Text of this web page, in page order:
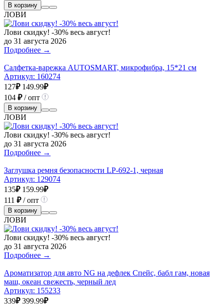
В корзину
ЛОВИ
Лови скидку! -30% весь август!
до 31 августа 2026
Подробнее →
Салфетка-варежка AUTOSMART, микрофибра, 15*21 см
Артикул: 160274
127₽ 149.99₽
104 ₽/ опт
В корзину
ЛОВИ
Лови скидку! -30% весь август!
до 31 августа 2026
Подробнее →
Заглушка ремня безопасности LP-692-1, черная
Артикул: 129074
135₽ 159.99₽
111 ₽/ опт
В корзину
ЛОВИ
Лови скидку! -30% весь август!
до 31 августа 2026
Подробнее →
Ароматизатор для авто NG на дефлек Спейс, бабл гам, новая
маш, океан свежесть, черный лед
Артикул: 155233
339₽ 399.99₽